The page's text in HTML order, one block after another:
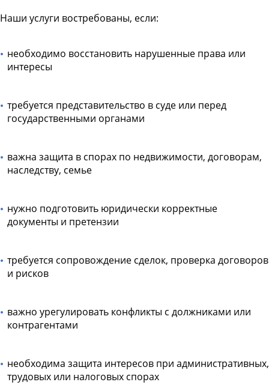
Наши услуги востребованы, если:
необходимо восстановить нарушенные права или
интересы
требуется представительство в суде или перед
государственными органами
важна защита в спорах по недвижимости, договорам,
наследству, семье
нужно подготовить юридически корректные
документы и претензии
требуется сопровождение сделок, проверка договоров
и рисков
важно урегулировать конфликты с должниками или
контрагентами
необходима защита интересов при административных,
трудовых или налоговых спорах